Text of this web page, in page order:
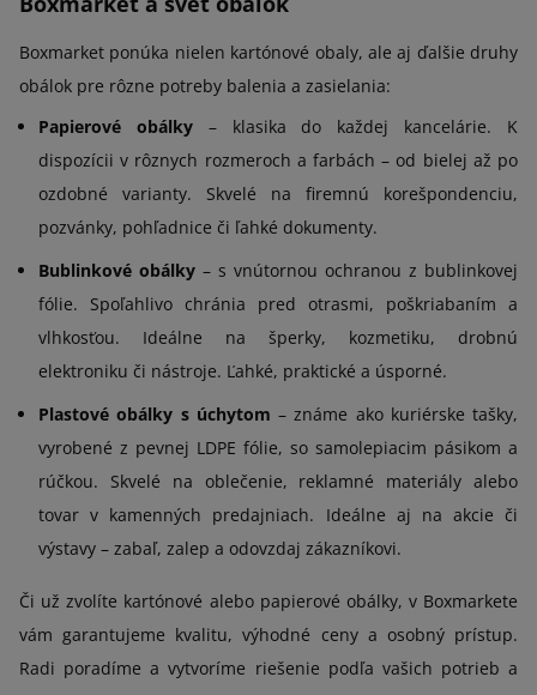
Boxmarket ponúka nielen kartónové obaly, ale aj ďalšie druhy
obálok pre rôzne potreby balenia a zasielania:
Papierové obálky– klasika do každej kancelárie. K
dispozícii v rôznych rozmeroch a farbách – od bielej až po
ozdobné varianty. Skvelé na firemnú korešpondenciu,
pozvánky, pohľadnice či ľahké dokumenty.
Bublinkové obálky – s vnútornou ochranou z bublinkovej
fólie. Spoľahlivo chránia pred otrasmi, poškriabaním a
vlhkosťou. Ideálne na šperky, kozmetiku, drobnú
elektroniku či nástroje. Ľahké, praktické a úsporné.
Plastové obálky s úchytom – známe ako kuriérske tašky,
vyrobené z pevnej LDPE fólie, so samolepiacim pásikom a
rúčkou. Skvelé na oblečenie, reklamné materiály alebo
tovar v kamenných predajniach. Ideálne aj na akcie či
výstavy – zabaľ, zalep a odovzdaj zákazníkovi.
Či už zvolíte kartónové alebo papierové obálky, v Boxmarkete
vám garantujeme kvalitu, výhodné ceny a osobný prístup.
Radi poradíme a vytvoríme riešenie podľa vašich potrieb a